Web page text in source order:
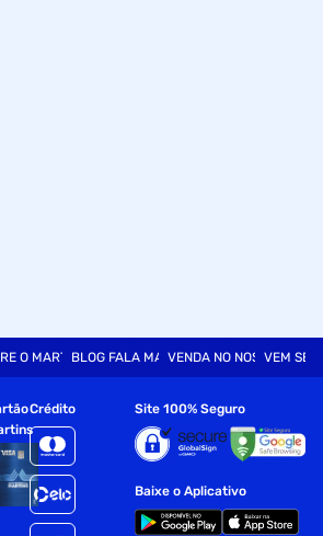
O MARTINSBLOG FALA MARTVENDA NO NOSSO SITE
VEM SER
Crédito Site 100% Seguro
Baixe o Aplicativo